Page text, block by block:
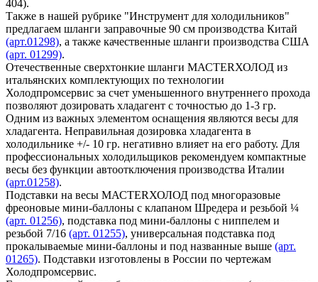
404).
Также в нашей рубрике "Инструмент для холодильников"
предлагаем шланги заправочные 90 см производства Китай
(арт.01298), а также качественные шланги производства США
(арт. 01299).
Отечественные сверхтонкие шланги МАСТЕRХОЛОД из
итальянских комплектующих по технологии
Холодпромсервис за счет уменьшенного внутреннего прохода
позволяют дозировать хладагент с точностью до 1-3 гр.
Одним из важных элементом оснащения являются весы для
хладагента. Неправильная дозировка хладагента в
холодильнике +/- 10 гр. негативно влияет на его работу. Для
профессиональных холодильщиков рекомендуем компактные
весы без функции автоотключения производства Италии
(арт.01258).
Подставки на весы МАСТЕRХОЛОД под многоразовые
фреоновые мини-баллоны с клапаном Шредера и резьбой ¼
(арт. 01256), подставка под мини-баллоны с ниппелем и
резьбой 7/16 (арт. 01255), универсальная подставка под
прокалываемые мини-баллоны и под названные выше (арт.
01265). Подставки изготовлены в России по чертежам
Холодпромсервис.